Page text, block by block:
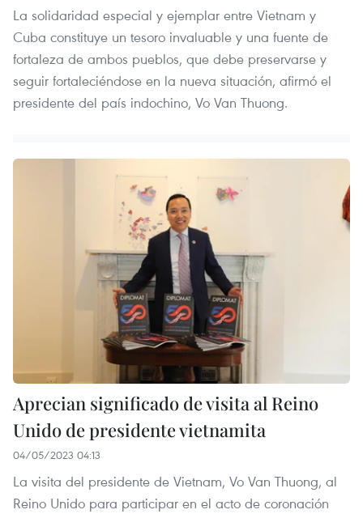
La solidaridad especial y ejemplar entre Vietnam y
Cuba constituye un tesoro invaluable y una fuente de
fortaleza de ambos pueblos, que debe preservarse y
seguir fortaleciéndose en la nueva situación, afirmó el
presidente del país indochino, Vo Van Thuong.
Aprecian significado de visita al Reino
Unido de presidente vietnamita
04/05/2023 04:13
La visita del presidente de Vietnam, Vo Van Thuong, al
Reino Unido para participar en el acto de coronación